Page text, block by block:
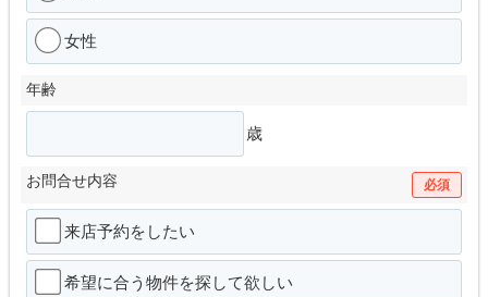
女性
年齢
歳
必須
お問合せ内容
来店予約をしたい
希望に合う物件を探して欲しい